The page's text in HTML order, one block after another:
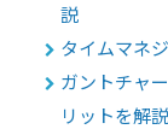
説
タイムマネ
ガントチャ
リットを解説